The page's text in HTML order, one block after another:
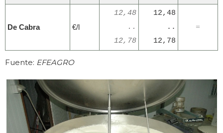
De Cabra €/l
12,48
..
12,78
12,48
..
12,78
=
Fuente: EFEAGRO